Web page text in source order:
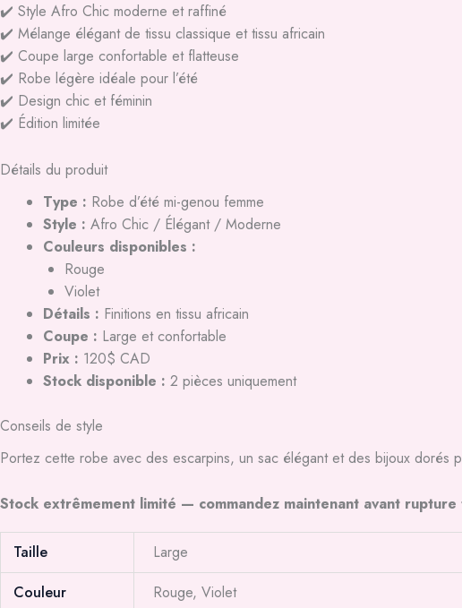
✔️ Style Afro Chic moderne et raffiné
✔️ Mélange élégant de tissu classique et tissu africain
✔️ Coupe large confortable et flatteuse
✔️ Robe légère idéale pour l’été
✔️ Design chic et féminin
✔️ Édition limitée
Détails du produit
Type : Robe d’été mi-genou femme
Style : Afro Chic / Élégant / Moderne
Couleurs disponibles :
Rouge
Violet
Détails : Finitions en tissu africain
Coupe : Large et confortable
Prix : 120$ CAD
Stock disponible : 2 pièces uniquement
Conseils de style
Portez cette robe avec des escarpins, un sac élégant et des bijoux dorés
Stock extrêmement limité — commandez maintenant avant
Taille
Large
Couleur
Rouge, Violet